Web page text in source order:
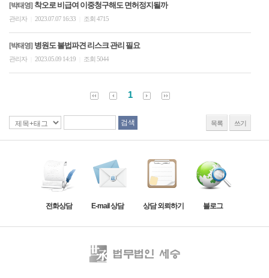
[박태영] 착오로 비급여 이중청구해도 면허정지될까
관리자 2023.07.07 16:33 조회 4715
[박태영] 병원도 불법파견 리스크 관리 필요
관리자 2023.05.09 14:19 조회 5044
1
목록 쓰기
전화상담 E-mail 상담 상담 외뢰하기 블로그